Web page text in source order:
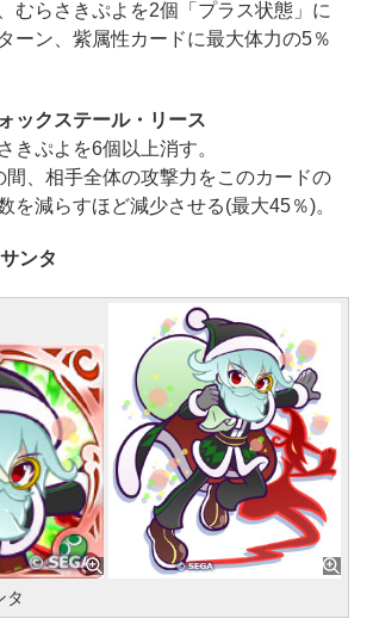
むらさきぷよを2個「プラス状態」に
ーン、紫属性カードに最大体力の5％
ックステール・リース
きぷよを6個以上消す。
間、相手全体の攻撃力をこのカードの
を減らすほど減少させる(最大45％)。
ンタ
タ